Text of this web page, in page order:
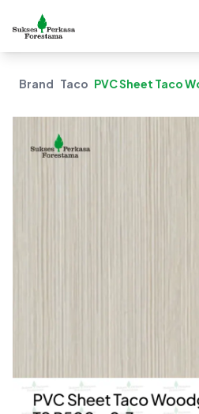
Brand Taco PVC Sheet Taco